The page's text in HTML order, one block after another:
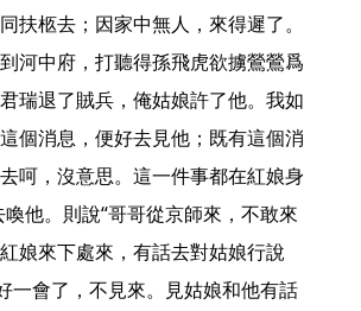
扶柩去；因家中無人，來得遲了。
河中府，打聽得孫飛虎欲擄鶯鶯爲
瑞退了賊兵，俺姑娘許了他。我如
個消息，便好去見他；既有這個消
呵，沒意思。這一件事都在紅娘身
他。則說“哥哥從京師來，不敢來
娘來下處來，有話去對姑娘行說
一會了，不見來。見姑娘和他有話